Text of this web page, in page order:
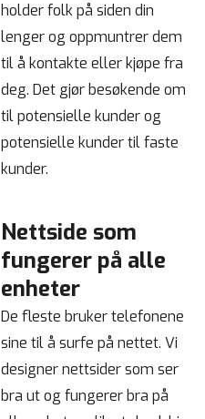
holder folk på siden din
lenger og oppmuntrer dem
til å kontakte eller kjøpe fra
deg. Det gjør besøkende om
til potensielle kunder og
potensielle kunder til faste
kunder.
Nettside som
fungerer på alle
enheter
De fleste bruker telefonene
sine til å surfe på nettet. Vi
designer nettsider som ser
bra ut og fungerer bra på